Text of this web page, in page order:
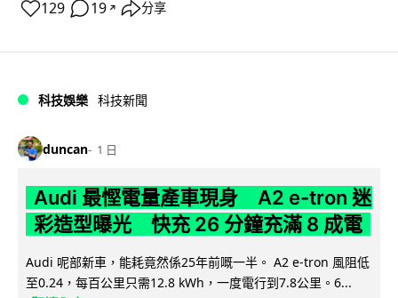
129 19 ↗ 分享
科技娛樂 科技新聞
duncan 1 日
Audi 最慳電量產車現身 A2 e-tron 迷
彩造型曝光 快充 26 分鐘充滿 8 成電
Audi 呢部新車，能耗竟然係25年前嘅一半。 A2 e-tron 風阻低
至0.24，每百公里只需12.8 kWh，一度電行到7.8公里。6...